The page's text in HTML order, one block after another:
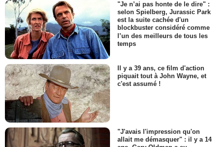
"Je n’ai pas honte de le dire" :
selon Spielberg, Jurassic Park
est la suite cachée d'un
blockbuster considéré comme
l’un des meilleurs de tous les
temps
Il y a 39 ans, ce film d'action
piquait tout à John Wayne, et
c'est assumé !
"J'avais l'impression qu'on
allait me démasquer" : il y a 14